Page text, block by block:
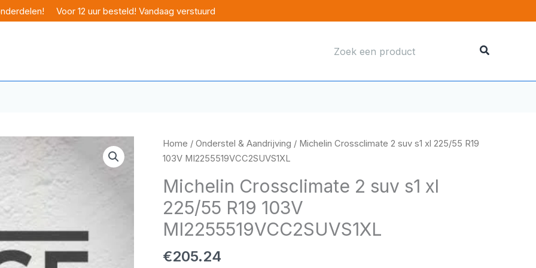
Voor 12 uur besteld! Vandaag verstuurd
naar:
Home / Onderstel & Aandrijving / Michelin Crossclimate 2 suv s1 xl 225/55 R19
103V MI2255519VCC2SUVS1XL
Michelin Crossclimate 2 suv s1 xl
225/55 R19 103V
MI2255519VCC2SUVS1XL
€205.24